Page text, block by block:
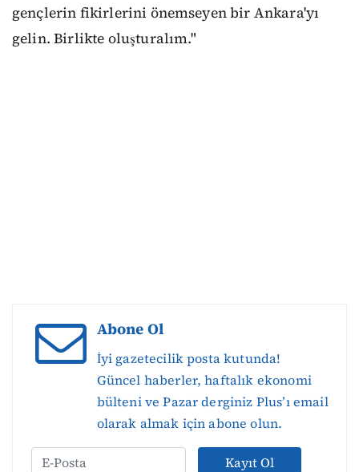
gençlerin fikirlerini önemseyen bir Ankara'yı
gelin. Birlikte oluşturalım."
Abone Ol
İyi gazetecilik posta kutunda!
Güncel haberler, haftalık ekonomi
bülteni ve Pazar derginiz Plus’ı email
olarak almak için abone olun.
Kayıt Ol